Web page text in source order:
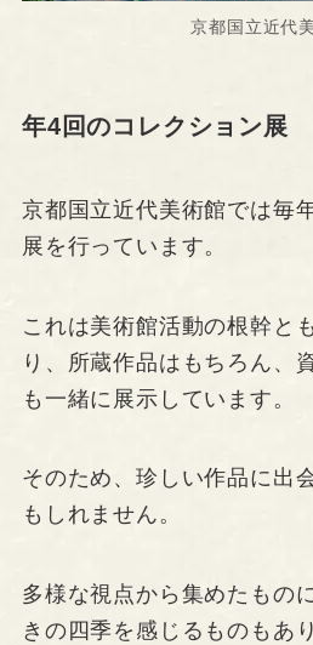
京都国立近代
年4回のコレクション展
京都国立近代美術館では毎
展を行っています。
これは美術館活動の根幹と
り、所蔵作品はもちろん、
も一緒に展示しています。
そのため、珍しい作品に出
もしれません。
多様な視点から集めたもの
きの四季を感じるものもあ